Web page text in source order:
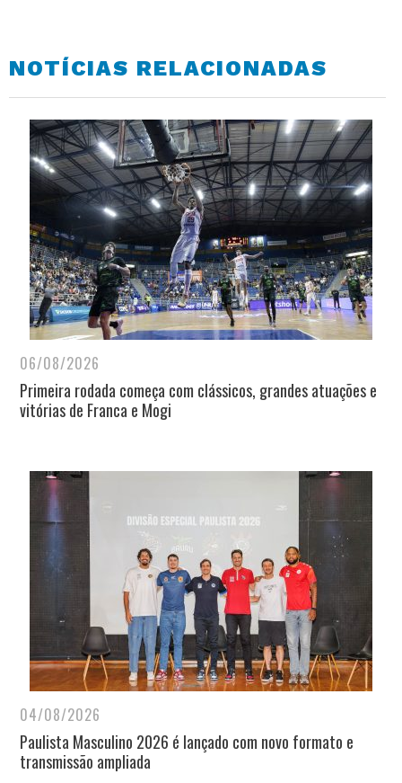
NOTÍCIAS RELACIONADAS
06/08/2026
Primeira rodada começa com clássicos, grandes atuações e
vitórias de Franca e Mogi
04/08/2026
Paulista Masculino 2026 é lançado com novo formato e
transmissão ampliada